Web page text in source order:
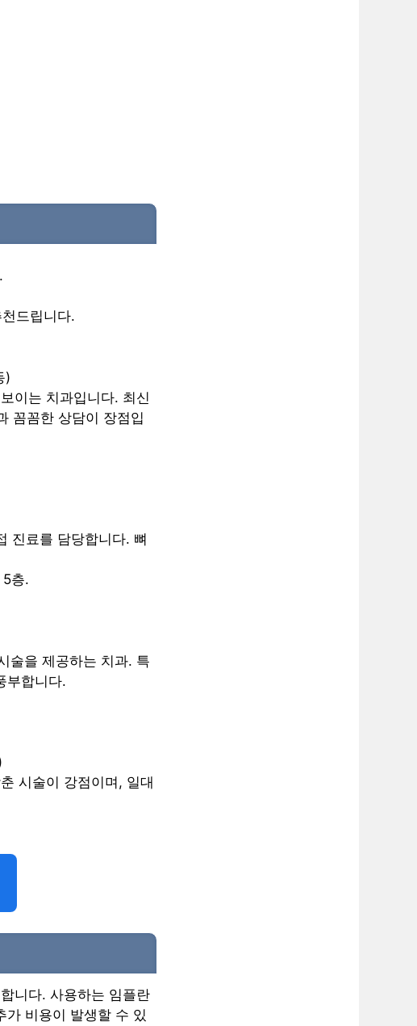
드립니다.
)
이는 치과입니다. 최신
꼼꼼한 상담이 장점입
진료를 담당합니다. 뼈
층.
술을 제공하는 치과. 특
부합니다.
시술이 강점이며, 일대
니다. 사용하는 임플란
가 비용이 발생할 수 있